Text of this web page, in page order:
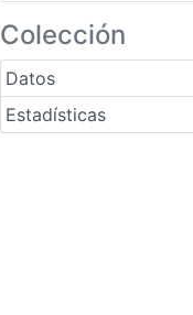
Colección
Datos
Estadísticas